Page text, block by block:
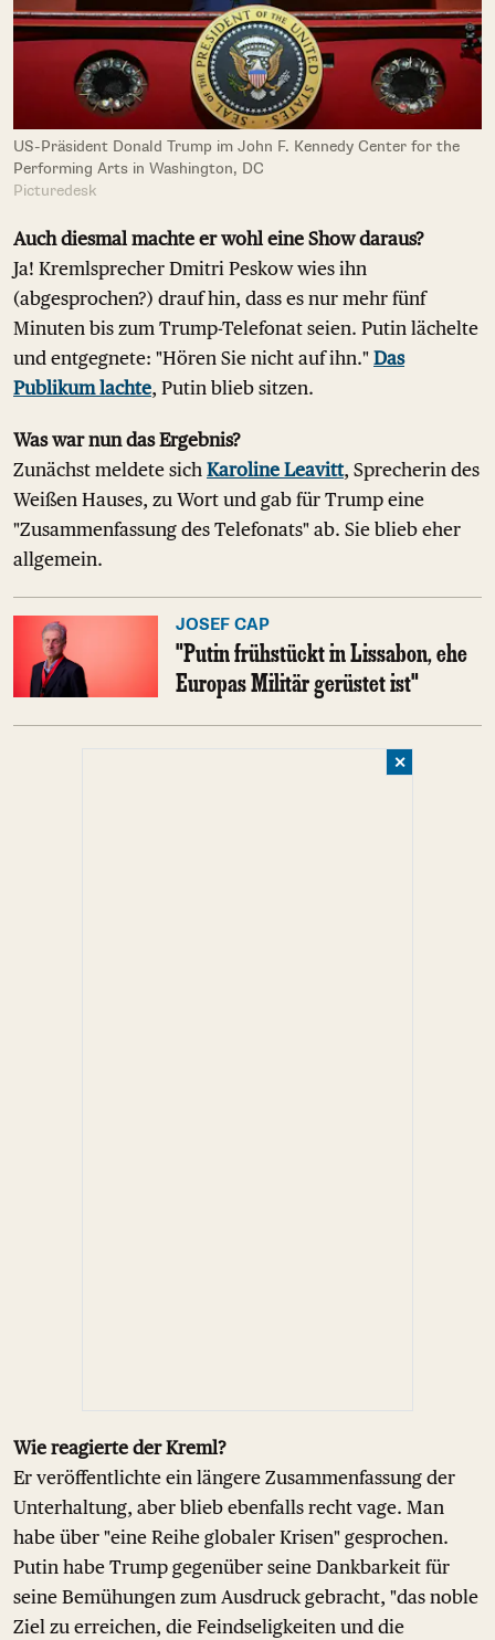
US-Präsident Donald Trump im John F. Kennedy Center for the
Performing Arts in Washington, DC
Picturedesk
Auch diesmal machte er wohl eine Show daraus?
Ja! Kremlsprecher Dmitri Peskow wies ihn
(abgesprochen?) drauf hin, dass es nur mehr fünf
Minuten bis zum Trump-Telefonat seien. Putin lächelte
und entgegnete: "Hören Sie nicht auf ihn." Das
Publikum lachte, Putin blieb sitzen.
Was war nun das Ergebnis?
Zunächst meldete sich Karoline Leavitt, Sprecherin des
Weißen Hauses, zu Wort und gab für Trump eine
"Zusammenfassung des Telefonats" ab. Sie blieb eher
allgemein.
JOSEF CAP
"Putin frühstückt in Lissabon, ehe
Europas Militär gerüstet ist"
✕
Wie reagierte der Kreml?
Er veröffentlichte ein längere Zusammenfassung der
Unterhaltung, aber blieb ebenfalls recht vage. Man
habe über "eine Reihe globaler Krisen" gesprochen.
Putin habe Trump gegenüber seine Dankbarkeit für
seine Bemühungen zum Ausdruck gebracht, "das noble
Ziel zu erreichen, die Feindseligkeiten und die